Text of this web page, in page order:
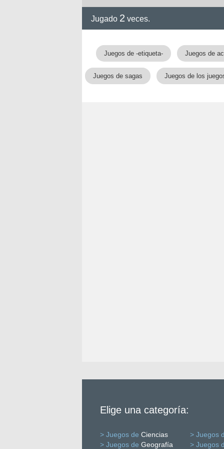
Jugado 2 veces.
Juegos de -etiqueta- Juegos de
Juegos de sagas Juegos de los
Elige una categoría:
> Juegos de Ciencias > Juegos
> Juegos de Geografía > Juegos